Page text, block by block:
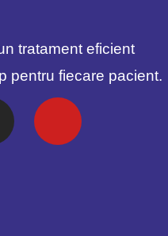
tratament eficient
pentru fiecare pacient.